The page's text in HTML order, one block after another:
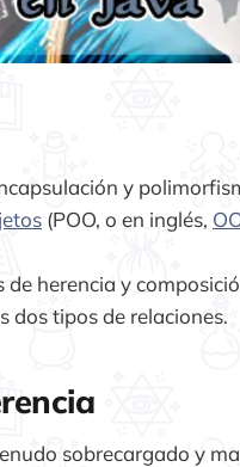
y
(POO, o en inglés,
herencia y
dos tipos de relaciones.
sobrecargado y